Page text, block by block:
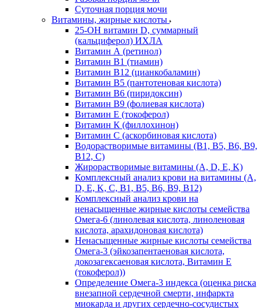
Суточная порция мочи
Витамины, жирные кислоты
25-OH витамин D, суммарный
(кальциферол) ИХЛА
Витамин А (ретинол)
Витамин В1 (тиамин)
Витамин В12 (цианкобаламин)
Витамин В5 (пантотеновая кислота)
Витамин В6 (пиридоксин)
Витамин В9 (фолиевая кислота)
Витамин Е (токоферол)
Витамин К (филлохинон)
Витамин С (аскорбиновая кислота)
Водорастворимые витамины (B1, B5, B6, В9,
В12, С)
Жирорастворимые витамины (A, D, E, K)
Комплексный анализ крови на витамины (A,
D, E, K, C, B1, B5, B6, В9, B12)
Комплексный анализ крови на
ненасыщенные жирные кислоты семейства
Омега-6 (линолевая кислота, линоленовая
кислота, арахидоновая кислота)
Ненасыщенные жирные кислоты семейства
Омега-3 (эйкозапентаеновая кислота,
докозагексаеновая кислота, Витамин E
(токоферол))
Определение Омега-3 индекса (оценка риска
внезапной сердечной смерти, инфаркта
миокарда и других сердечно-сосудистых